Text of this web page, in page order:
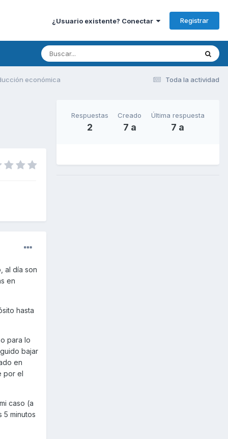
¿Usuario existente? Conectar Registrar
Toda la actividad
económica
al día son
en
hasta
para lo
bajar
en
por el
caso (a
minutos
Respuestas
2
Creado
7 a
Última respuesta
7 a